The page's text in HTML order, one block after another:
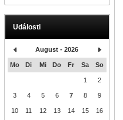
Události
August - 2026
Mo Di Mi Do Fr Sa So
1 2
3 4 5 6 7 8 9
10 11 12 13 14 15 16